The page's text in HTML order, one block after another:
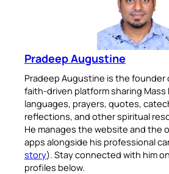
Pradeep Augustine
Pradeep Augustine is the founder
faith-driven platform sharing Mass
languages, prayers, quotes,
reflections, and other spiritual
He manages the website and the
apps alongside his professional
story). Stay connected with him
profiles below.